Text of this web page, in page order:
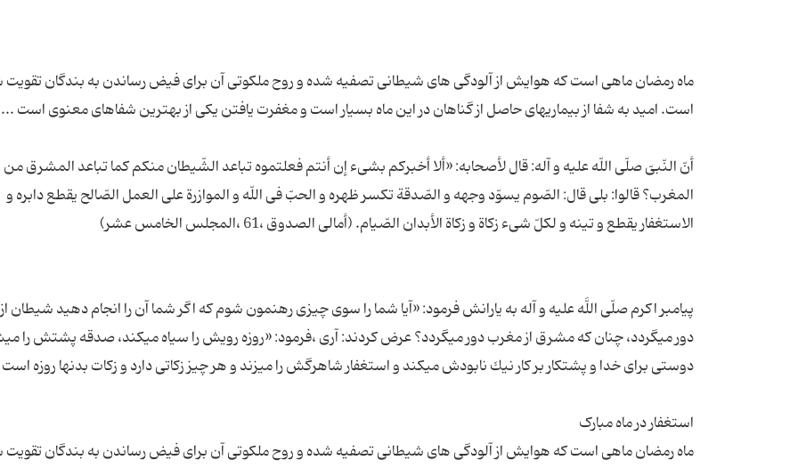
ماه رمضان ماهی است که هوایش از آلودگی های شیطانی تصفیه شده و روح ملکوتی آن برای فیض رساندن به بندگان
أنّ النّبىّ صلّى اللّه علیه و آله: قال لأصحابه: «ألا أخبركم بشى‏ء إن أنتم فعلتموه تباعد الشّیطان منكم كما تباعد المشرق من
المغرب؟ قالوا: بلى قال: الصّوم یسوّد وجهه و الصّدقة تكسر ظهره و الحبّ فى اللّه و الموازرة على العمل الصّالح یقطع دابره و
پیامبر اكرم صلّى اللَّه علیه و آله به یارانش فرمود: «آیا شما را سوى چیزى رهنمون شوم كه اگر شما آن را انجام دهید شیطان
دور مى‏گردد، چنان كه مشرق از مغرب دور مى‏گردد؟ عرض كردند: آرى ،فرمود: «روزه رویش را سیاه مى‏كند، صدقه پشتش را
ماه رمضان ماهی است که هوایش از آلودگی های شیطانی تصفیه شده و روح ملکوتی آن برای فیض رساندن به بندگان